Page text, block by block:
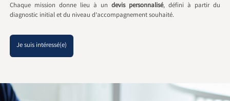
Chaque mission donne lieu à un devis personnalisé, défini à partir du
diagnostic initial et du niveau d’accompagnement souhaité.
Je suis intéressé(e)